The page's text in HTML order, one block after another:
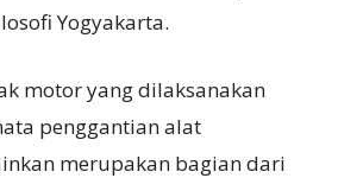
Yogyakarta.
motor yang dilaksanakan
penggantian alat
merupakan bagian dari